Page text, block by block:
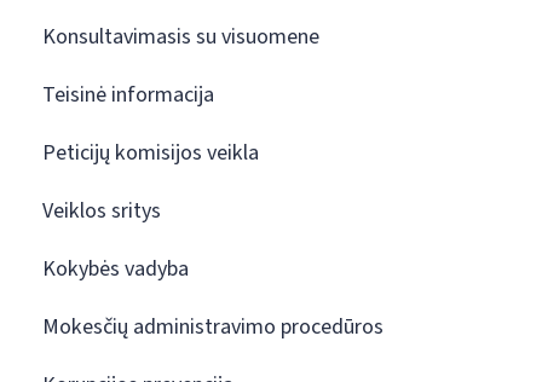
Konsultavimasis su visuomene
Teisinė informacija
Peticijų komisijos veikla
Veiklos sritys
Kokybės vadyba
Mokesčių administravimo procedūros